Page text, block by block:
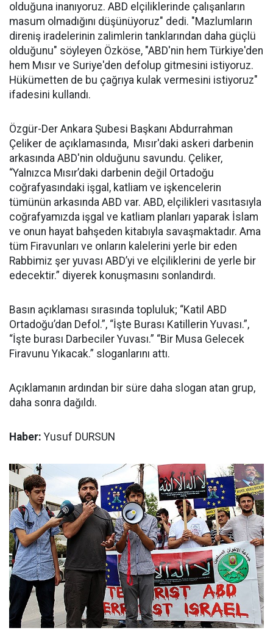
olduğuna inanıyoruz. ABD elçiliklerinde çalışanların
masum olmadığını düşünüyoruz" dedi. "Mazlumların
direniş iradelerinin zalimlerin tanklarından daha güçlü
olduğunu" söyleyen Özköse, "ABD'nin hem Türkiye'den
hem Mısır ve Suriye'den defolup gitmesini istiyoruz.
Hükümetten de bu çağrıya kulak vermesini istiyoruz"
ifadesini kullandı.
Özgür-Der Ankara Şubesi Başkanı Abdurrahman
Çeliker de açıklamasında, Mısır'daki askeri darbenin
arkasında ABD'nin olduğunu savundu. Çeliker,
“Yalnızca Mısır’daki darbenin değil Ortadoğu
coğrafyasındaki işgal, katliam ve işkencelerin
tümünün arkasında ABD var. ABD, elçilikleri vasıtasıyla
coğrafyamızda işgal ve katliam planları yaparak İslam
ve onun hayat bahşeden kitabıyla savaşmaktadır. Ama
tüm Firavunları ve onların kalelerini yerle bir eden
Rabbimiz şer yuvası ABD’yi ve elçiliklerini de yerle bir
edecektir.” diyerek konuşmasını sonlandırdı.
Basın açıklaması sırasında topluluk; “Katil ABD
Ortadoğu’dan Defol.”, “İşte Burası Katillerin Yuvası.”,
“İşte burası Darbeciler Yuvası.” “Bir Musa Gelecek
Firavunu Yıkacak.” sloganlarını attı.
Açıklamanın ardından bir süre daha slogan atan grup,
daha sonra dağıldı.
Haber: Yusuf DURSUN